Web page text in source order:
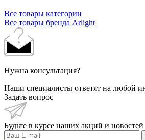
Все товары категории
Все товары бренда Arlight
Нужна консультация?
Наши специалисты ответят на любой
Задать вопрос
Будьте в курсе наших акций и новостей